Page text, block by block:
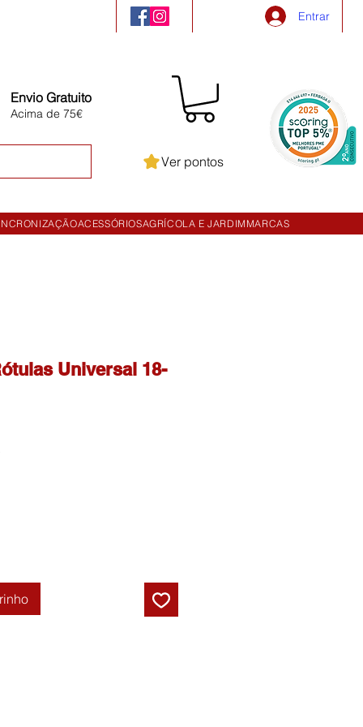
Entrar
Envio Gratuito
Acima de 75€
Ver pontos
ACESSÓRIOSAGRÍCOLA E JARDIM MARCAS
Universal 18-